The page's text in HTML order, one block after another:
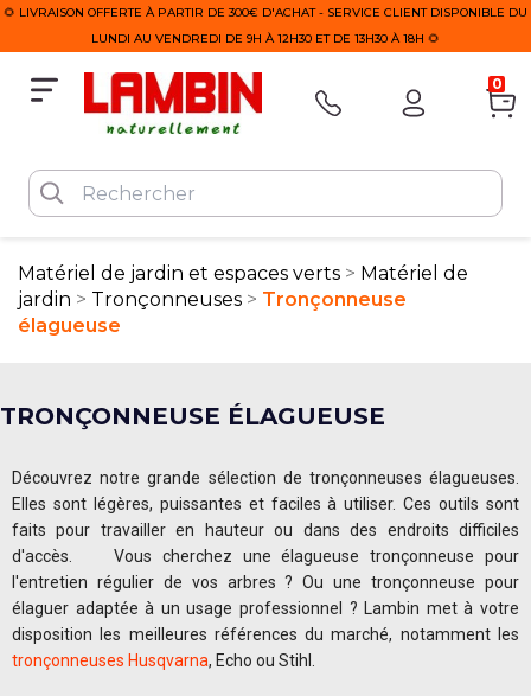
🌻 LIVRAISON OFFERTE À PARTIR DE 300€ D'ACHAT - SERVICE CLIENT DISPONIBLE DU
LUNDI AU VENDREDI DE 9H À 12H30 ET DE 13H30 À 18H 🌻
0
Matériel de jardin et espaces verts
Matériel de
jardin
Tronçonneuses
Tronçonneuse
élagueuse
TRONÇONNEUSE ÉLAGUEUSE
Découvrez notre grande sélection de tronçonneuses élagueuses.
Elles sont légères, puissantes et faciles à utiliser. Ces outils sont
faits pour travailler en hauteur ou dans des endroits difficiles
d'accès. Vous cherchez une élagueuse tronçonneuse pour
l'entretien régulier de vos arbres ? Ou une tronçonneuse pour
élaguer adaptée à un usage professionnel ? Lambin met à votre
disposition les meilleures références du marché, notamment les
tronçonneuses Husqvarna, Echo ou Stihl.